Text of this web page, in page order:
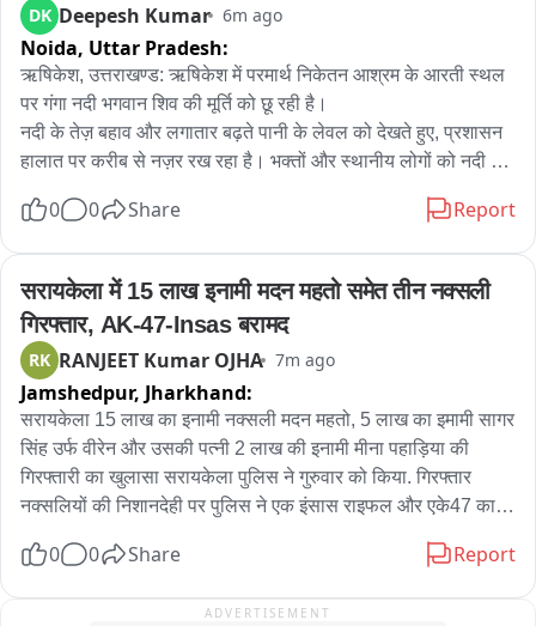
पुलिस के मुताबिक पीड़िता अपने परिवार के साथ उत्तर-पूर्वी दिल्ली में रहती
है। आरोपी अरमान इंस्टाग्राम और यूट्यूब के लिए वीडियो बनाकर उसे
डालता है। पीड़िता आरोपी से प्रभावित थी। इस बीच वह इंस्टग्राम के
जरिए अरमान के संपर्क में आई। बाद में दोनों के बीच दोस्ती हो गई। एक
अप्रैल 2025 को अरमान ने लड़की को मिलने के बहाने बुलाया।
आरोप है कि अरमान ने उसी दिन पीड़िता के साथ दुष्कर्म किया। पीड़िता ने
यह सिलसिला चलता रहा। बाद में आरोपी ने चुपचाप शादी भी कर ली।
इसके बाद आरोपी ने कई बार पीड़िता से देह व्यापार के लिए दबाव बनाया।
मना करने पर आरोपी पीड़िता के साथ जबरदस्ती करने लगा। इसके अलावा
कई बार पीड़िता के साथ मारपीट भी की गई। परेशान होकर पीड़िता ने मामले
की शिकायत पुलिस से की। छानबीन के बाद पुलिस ने मामला दर्ज कर
आरोपी को गिरफ्तार कर लिया है। अब पुलिस आरोपी से पूछताछ कर मामले
की जांच कर रही है।
DK Deepesh Kumar 6m ago
Noida, Uttar Pradesh:
ऋषिकेश, उत्तराखण्ड: ऋषिकेश में परमार्थ निकेतन आश्रम के आरती स्थल
पर गंगा नदी भगवान शिव की मूर्ति को छू रही है।
नदी के तेज़ बहाव और लगातार बढ़ते पानी के लेवल को देखते हुए, प्रशासन
हालात पर करीब से नज़र रख रहा है। भक्तों और स्थानीय लोगों को नदी के
0 0 Share Report
सरायकेला में 15 लाख इनामी मदन महतो समेत तीन नक्सली
गिरफ्तार, AK-47-Insas बरामद
RK RANJEET Kumar OJHA 7m ago
Jamshedpur, Jharkhand:
सरायकेला 15 लाख का इनामी नक्सली मदन महतो, 5 लाख का इमामी सागर
सिंह उर्फ वीरेन और उसकी पत्नी 2 लाख की इनामी मीना पहाड़िया की
गिरफ्तारी का खुलासा सरायकेला पुलिस ने गुरुवार को किया. गिरफ्तार
नक्सलियों की निशानदेही पर पुलिस ने एक इंसास राइफल और एके47 का
सांसद सुनील महतो के बॉडीगार्ड की है. सांसद और उनकी बॉडीगार्ड की हत्या
वहीं, गिरफ्तारी के दौरान नक्सलियों के पास से एक एके47 और पिस्तौल
0 0 Share Report
ADVERTISEMENT